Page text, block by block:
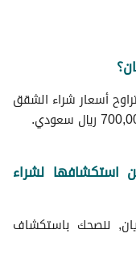
أسعار شراء الشقق
استكشافها لشراء
ننصحك باستكشاف